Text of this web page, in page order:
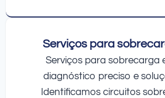
Serviços para
Serviços para sobrecarga
diagnóstico preciso e
Identificamos circuitos